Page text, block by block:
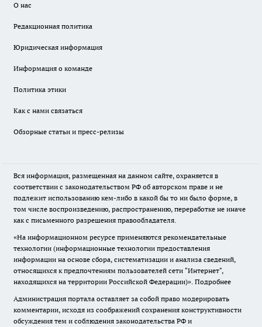
О нас
Редакционная политика
Юридическая информация
Информация о команде
Политика этики
Как с нами связаться
Обзорные статьи и пресс-релизы
Вся информация, размещенная на данном сайте, охраняется в
соответствии с законодательством РФ об авторском праве и не
подлежит использованию кем-либо в какой бы то ни было форме, в
том числе воспроизведению, распространению, переработке не иначе
как с письменного разрешения правообладателя.
«На информационном ресурсе применяются рекомендательные
технологии (информационные технологии предоставления
информации на основе сбора, систематизации и анализа сведений,
относящихся к предпочтениям пользователей сети "Интернет",
находящихся на территории Российской Федерации)». Подробнее
Администрация портала оставляет за собой право модерировать
комментарии, исходя из соображений сохранения конструктивности
обсуждения тем и соблюдения законодательства РФ и